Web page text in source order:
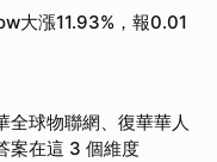
大漲11.93%，報0.01
全球物聯網、復華華人
案在這 3 個維度